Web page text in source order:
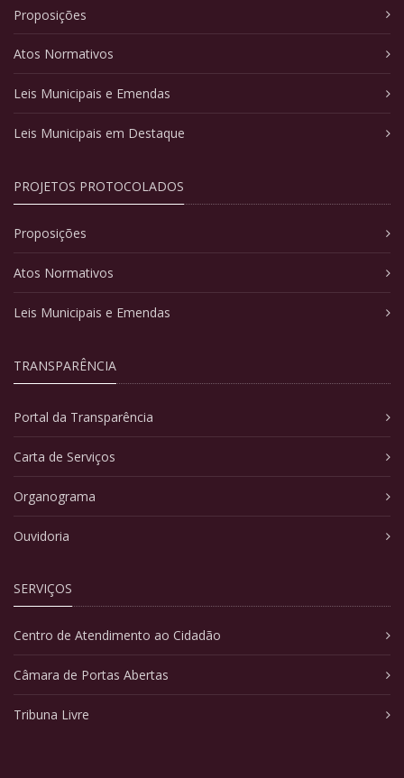
Proposições
Atos Normativos
Leis Municipais e Emendas
Leis Municipais em Destaque
PROJETOS PROTOCOLADOS
Proposições
Atos Normativos
Leis Municipais e Emendas
TRANSPARÊNCIA
Portal da Transparência
Carta de Serviços
Organograma
Ouvidoria
SERVIÇOS
Centro de Atendimento ao Cidadão
Câmara de Portas Abertas
Tribuna Livre